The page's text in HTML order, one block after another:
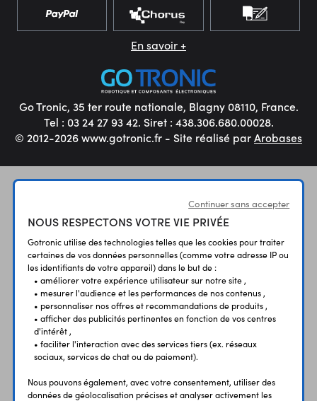
En savoir +
Go Tronic, 35 ter route nationale, Blagny 08110, France.
Tel : 03 24 27 93 42. Siret : 438.306.680.00028.
© 2012-2026 www.gotronic.fr - Site réalisé parArobases
Continuer sans accepter
NOUS RESPECTONS VOTRE VIE PRIVÉE
Gotronic utilise des technologies telles que les cookies pour traiter
certaines de vos données personnelles (comme votre adresse IP ou
les identifiants de votre appareil) dans le but de :
• améliorer votre expérience utilisateur sur notre site ,
• mesurer l'audience et les performances de nos contenus ,
• personnaliser nos offres et recommandations de produits ,
• afficher des publicités pertinentes en fonction de vos centres
d'intérêt ,
• faciliter l'interaction avec des services tiers (ex. réseaux
sociaux, services de chat ou de paiement).
Nous pouvons également, avec votre consentement, utiliser des
données de géolocalisation précises et analyser activement les